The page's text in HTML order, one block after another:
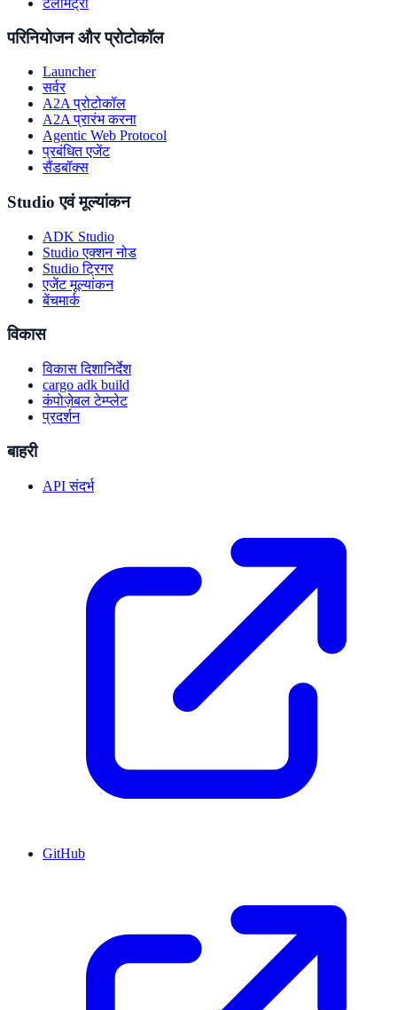
परिनियोजन और प्रोटोकॉल
Launcher
सर्वर
A2A प्रोटोकॉल
A2A प्रारंभ करना
Agentic Web Protocol
प्रबंधित एजेंट
सैंडबॉक्स
Studio एवं मूल्यांकन
ADK Studio
Studio एक्शन नोड
Studio ट्रिगर
एजेंट मूल्यांकन
बेंचमार्क
विकास
विकास दिशानिर्देश
cargo adk build
कंपोज़ेबल टेम्प्लेट
प्रदर्शन
बाहरी
API संदर्भ
GitHub